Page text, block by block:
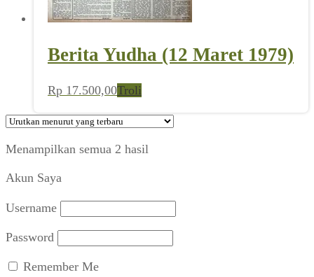
Berita Yudha (12 Maret 1979)
Rp 17.500,00Troli
Menampilkan semua 2 hasil
Akun Saya
Username
Password
Remember Me